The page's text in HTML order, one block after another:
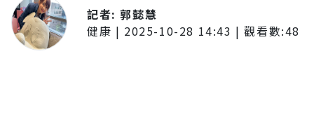
記者:郭懿慧
健康 | 2025-10-28 14:43 | 觀看數:48